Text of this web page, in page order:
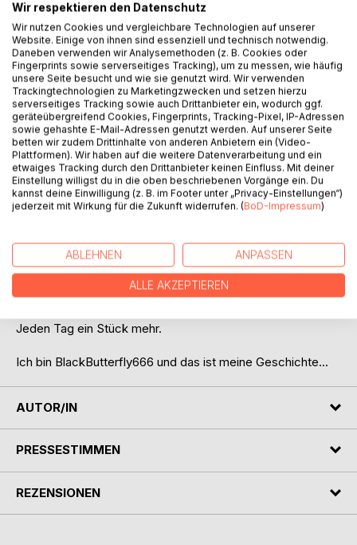
Mein Leben zwischen Mobbing, Gewalt und Drogen - und
staatlichen Einrichtungen, die nichts dagegen unternehmen.
Ich hatte das beste Leben, das man sich nur wünschen
kann - bis
sich eines Tages alles änderte: Vom Leben mit getrennten
Eltern, dem Wunsch beim Vater zu wohnen, stattdessen
aber in einem Drecksloch zu verrecken. Zurückgelassene
Freunde; Nachbarn mit Drogen und Streit; eine Mutter, die
sich um nichts kümmert und staatliche Einrichtungen,
welche sich noch weniger um mein Wohl sorgen.
Neben den Problemen zu Hause, wurde ich in der Schule
Kurzschlussreaktion bekam und ich fast jemanden
umgebracht habe.
Kein Wunder, dass ich irgendwann selbst in die Drogen
Jeden Tag ein Stück mehr.
Ich bin BlackButterfly666 und das ist meine Geschichte...
AUTOR/IN
PRESSESTIMMEN
REZENSIONEN
Wir respektieren den Datenschutz
Wir nutzen Cookies und vergleichbare Technologien auf unserer
Website. Einige von ihnen sind essenziell und technisch notwendig.
Daneben verwenden wir Analysemethoden (z. B. Cookies oder
Fingerprints sowie serverseitiges Tracking), um zu messen, wie häufig
unsere Seite besucht und wie sie genutzt wird. Wir verwenden
Trackingtechnologien zu Marketingzwecken und setzen hierzu
serverseitiges Tracking sowie auch Drittanbieter ein, wodurch ggf.
geräteübergreifend Cookies, Fingerprints, Tracking-Pixel, IP-Adressen
sowie gehashte E-Mail-Adressen genutzt werden. Auf unserer Seite
betten wir zudem Drittinhalte von anderen Anbietern ein (Video-
Plattformen). Wir haben auf die weitere Datenverarbeitung und ein
etwaiges Tracking durch den Drittanbieter keinen Einfluss. Mit deiner
Einstellung willigst du in die oben beschriebenen Vorgänge ein. Du
kannst deine Einwilligung (z. B. im Footer unter „Privacy-Einstellungen“)
jederzeit mit Wirkung für die Zukunft widerrufen. (BoD-Impressum)
ABLEHNEN ANPASSEN
ALLE AKZEPTIEREN